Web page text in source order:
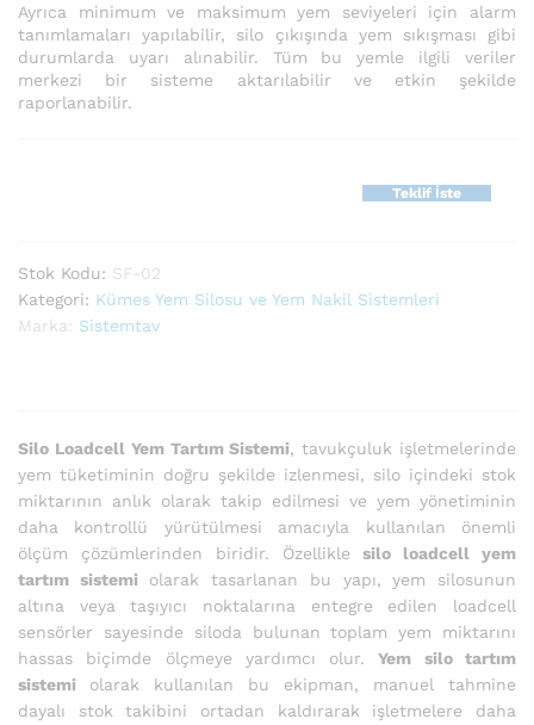
Ayrıca minimum ve maksimum yem seviyeleri için alarm
tanımlamaları yapılabilir, silo çıkışında yem sıkışması gibi
durumlarda uyarı alınabilir. Tüm bu yemle ilgili veriler
merkezi bir sisteme aktarılabilir ve etkin şekilde
raporlanabilir.
Teklif İste
Stok Kodu: SF-02
Kategori: Kümes Yem Silosu ve Yem Nakil Sistemleri
Marka: Sistemtav
Silo Loadcell Yem Tartım Sistemi, tavukçuluk işletmelerinde
yem tüketiminin doğru şekilde izlenmesi, silo içindeki stok
miktarının anlık olarak takip edilmesi ve yem yönetiminin
daha kontrollü yürütülmesi amacıyla kullanılan önemli
ölçüm çözümlerinden biridir. Özelliklesilo loadcell yem
tartım sistemi olarak tasarlanan bu yapı, yem silosunun
altına veya taşıyıcı noktalarına entegre edilen loadcell
sensörler sayesinde siloda bulunan toplam yem miktarını
hassas biçimde ölçmeye yardımcı olur.Yem silo tartım
sistemi olarak kullanılan bu ekipman, manuel tahmine
dayalı stok takibini ortadan kaldırarak işletmelere daha